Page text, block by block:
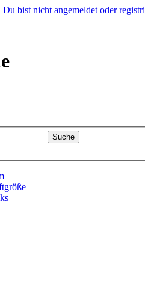
Du bist nicht angemeldet oder